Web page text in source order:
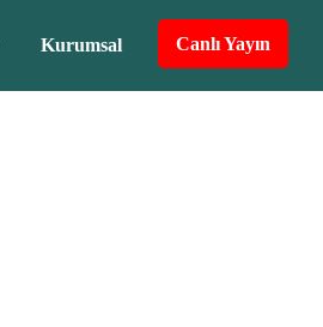
Kurumsal Canlı Yayın